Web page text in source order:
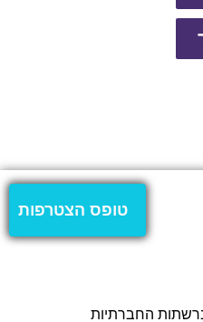
טופס הצטרפות
החברתיות